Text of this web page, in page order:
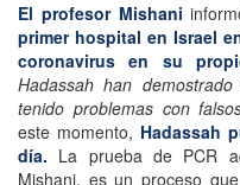
El profesor Mishani
primer hospital en Israel
coronavirus en su
Hadassah han
tenido problemas con
este momento, Hadassah
día. La prueba de PCR
Mishani, es un proceso